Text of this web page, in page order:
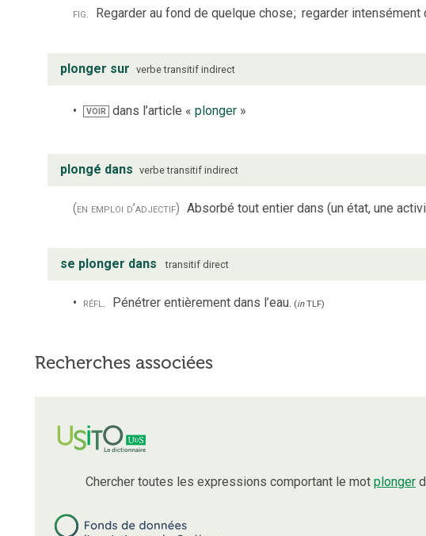
fig. Regarder au fond de quelque chose; regarder intensément
plonger sur verbe transitif indirect
VOIR dans l’article «plonger »
plongé dans verbe transitif indirect
(en emploi d’adjectif) Absorbé tout entier dans (un état, une
se plonger dans transitif direct
réfl. Pénétrer entièrement dans l’eau. (inTLF)
Recherches associées
Chercher toutes les expressions comportant le mot plonger